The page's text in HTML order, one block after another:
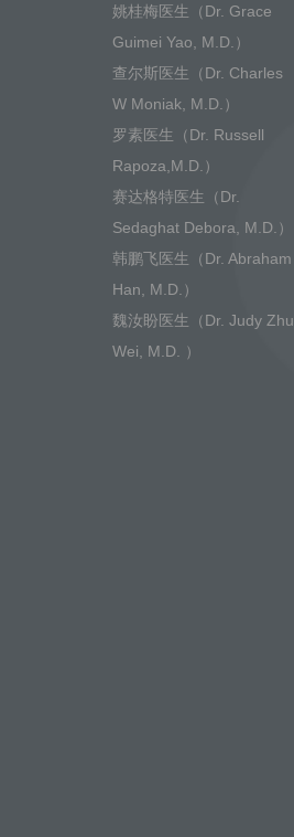
姚桂梅医生（Dr. Grace
Guimei Yao, M.D.）
查尔斯医生（Dr. Charles
W Moniak, M.D.）
罗素医生（Dr. Russell
Rapoza,M.D.）
赛达格特医生（Dr.
Sedaghat Debora, M.D.）
韩鹏飞医生（Dr. Abraham
Han, M.D.）
魏汝盼医生（Dr. Judy Zhu
Wei, M.D. ）